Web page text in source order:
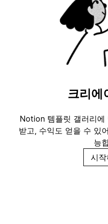
크리에
Notion 템플릿 갤러리에
받고, 수익도 얻을 수 있
능
시작